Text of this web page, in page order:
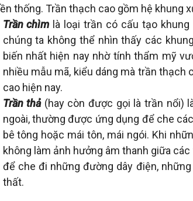
thống. Trần thạch cao gồm hệ khung
Trần chìm là loại trần có cấu tạo
chúng ta không thể nhìn thấy các
biến nhất hiện nay nhờ tính thẩm mỹ
nhiều mẫu mã, kiểu dáng mà trần
cao hiện nay.
Trần thả (hay còn được gọi là trần nổi)
ngoài, thường được ứng dụng để che
bê tông hoặc mái tôn, mái ngói. Khi
không làm ảnh hưởng âm thanh giữa
để che đi những đường dây điện,
thất.